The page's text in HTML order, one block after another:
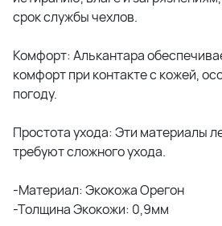
срок службы чехлов.
Комфорт: Алькантара
комфорт при контакте с кожей,
погоду.
Простота ухода: Эти материалы
требуют сложного ухода.
-Материал: Экокожа Орегон
-Толщина Экокожи: 0,9мм